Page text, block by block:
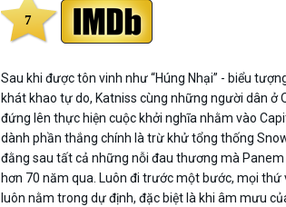
7
Sau khi được tôn vinh như “Húng Nhại” - biểu
khát khao tự do, Katniss cùng những người dân ở
đứng lên thực hiện cuộc khởi nghĩa nhằm vào
dành phần thắng chính là trừ khử tổng thống
đằng sau tất cả những nỗi đau thương mà
hơn 70 năm qua. Luôn đi trước một bước, mọi
luôn nằm trong dự định, đặc biệt là khi âm mưu